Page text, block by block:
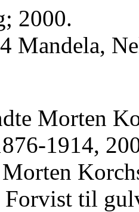
2000.
Mandela,
Morten
1914,
Forvist til